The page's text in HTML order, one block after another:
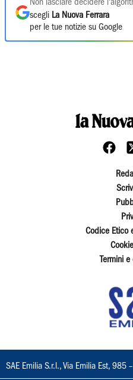
Non lasciare decidere
scegli La Nuova Ferrara
per le tue notizie su Google
Codice Etico
Termini
SAE Emilia S.r.l., Via Emilia Est,